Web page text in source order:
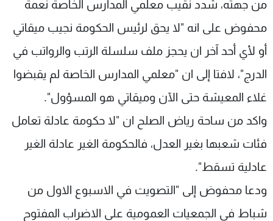
من جهته، شدد نقيب معلمي المدارس الخاصة نعمة
محفوض على انه "لا يحق لرئيس الحكومة نجيب ميقاتي
أو لأي أحد آخر ان يحجز ملف سلسلة الرتب والرواتب في
الدرج"، لافتا إلى ان "معلمي المدارس الخاصة لم يقبضوا
غلاء المعيشة حتى الآن وميقاتي هو المسؤول".
واكد من ساحة رياض الصلح ان "لا حكومة عادلة تعامل
فئات شعبها بغير العدل، فالحكومة الغير عادلة الغير
عادلية تسقط".
ودعا محفوض إلى "التصويت في الاسبوع الاول من
شباط في الجمعيات العمومية على الاضراب المفتوح